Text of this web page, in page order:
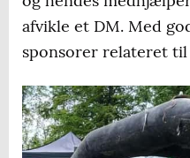
afvikle et DM. Med
sponsorer relateret